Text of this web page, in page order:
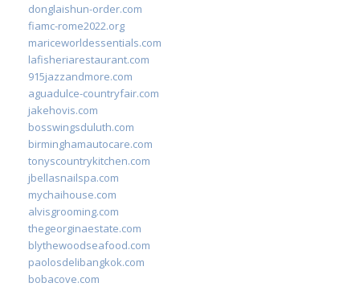
donglaishun-order.com
fiamc-rome2022.org
mariceworldessentials.com
lafisheriarestaurant.com
915jazzandmore.com
aguadulce-countryfair.com
jakehovis.com
bosswingsduluth.com
birminghamautocare.com
tonyscountrykitchen.com
jbellasnailspa.com
mychaihouse.com
alvisgrooming.com
thegeorginaestate.com
blythewoodseafood.com
paolosdelibangkok.com
bobacove.com